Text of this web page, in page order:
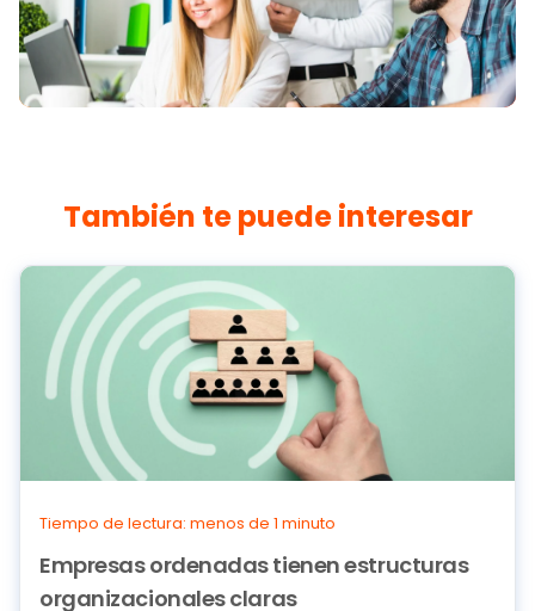
También te puede interesar
Tiempo de lectura: menos de 1 minuto
Empresas ordenadas tienen estructuras
organizacionales claras